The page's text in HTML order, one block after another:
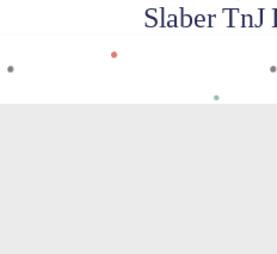
Slaber TnJ